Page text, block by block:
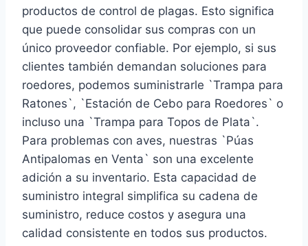
productos de control de plagas. Esto significa
que puede consolidar sus compras con un
único proveedor confiable. Por ejemplo, si sus
clientes también demandan soluciones para
roedores, podemos suministrarle `Trampa para
Ratones`, `Estación de Cebo para Roedores` o
incluso una `Trampa para Topos de Plata`.
Para problemas con aves, nuestras `Púas
Antipalomas en Venta` son una excelente
adición a su inventario. Esta capacidad de
suministro integral simplifica su cadena de
suministro, reduce costos y asegura una
calidad consistente en todos sus productos.